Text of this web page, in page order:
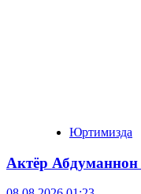
Юртимизда
Актёр Абду­маннон